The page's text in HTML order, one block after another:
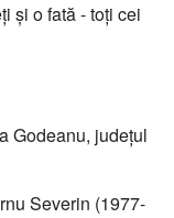
și o fată - toți cei
Godeanu, județul
Severin (1977-